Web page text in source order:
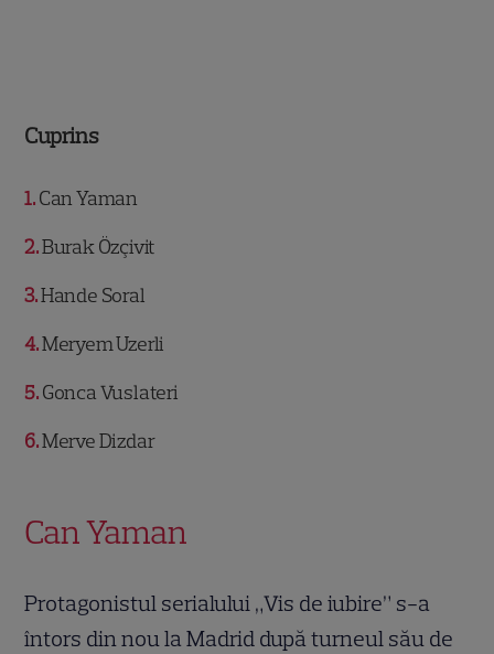
Cuprins
1 Can Yaman
2 Burak Özçivit
3 Hande Soral
4 Meryem Uzerli
5 Gonca Vuslateri
6 Merve Dizdar
Can Yaman
Protagonistul serialului „Vis de iubire” s-a
întors din nou la Madrid după turneul său de